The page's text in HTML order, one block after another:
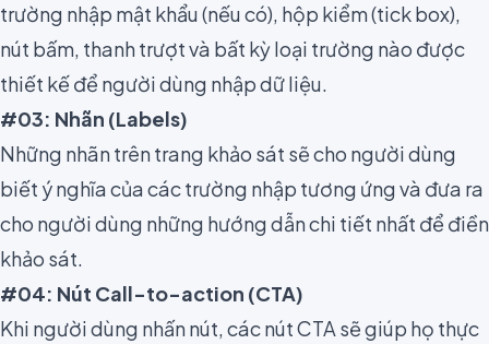
trường nhập mật khẩu (nếu có), hộp kiểm (tick box),
nút bấm, thanh trượt và bất kỳ loại trường nào được
thiết kế để người dùng nhập dữ liệu.
#03: Nhãn (Labels)
Những nhãn trên trang khảo sát sẽ cho người dùng
biết ý nghĩa của các trường nhập tương ứng và đưa ra
cho người dùng những hướng dẫn chi tiết nhất để điền
khảo sát.
#04: Nút Call-to-action (CTA)
Khi người dùng nhấn nút, các nút CTA sẽ giúp họ thực